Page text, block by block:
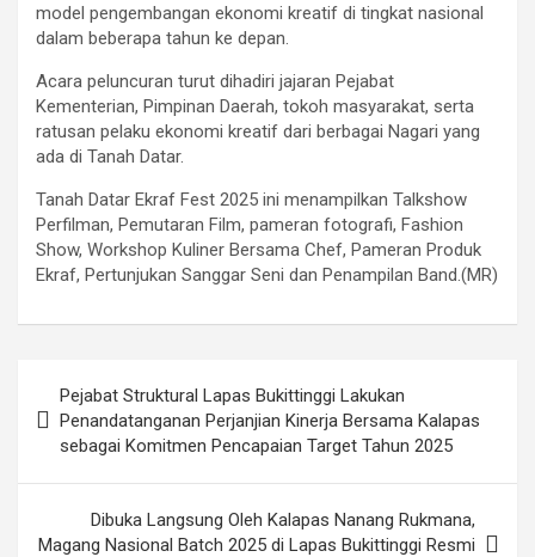
model pengembangan ekonomi kreatif di tingkat nasional
dalam beberapa tahun ke depan.
Acara peluncuran turut dihadiri jajaran Pejabat
Kementerian, Pimpinan Daerah, tokoh masyarakat, serta
ratusan pelaku ekonomi kreatif dari berbagai Nagari yang
ada di Tanah Datar.
Tanah Datar Ekraf Fest 2025 ini menampilkan Talkshow
Perfilman, Pemutaran Film, pameran fotografi, Fashion
Show, Workshop Kuliner Bersama Chef, Pameran Produk
Ekraf, Pertunjukan Sanggar Seni dan Penampilan Band.(MR)
navigation
Pejabat Struktural Lapas Bukittinggi Lakukan
Penandatanganan Perjanjian Kinerja Bersama Kalapas
sebagai Komitmen Pencapaian Target Tahun 2025
Dibuka Langsung Oleh Kalapas Nanang Rukmana,
Magang Nasional Batch 2025 di Lapas Bukittinggi Resmi